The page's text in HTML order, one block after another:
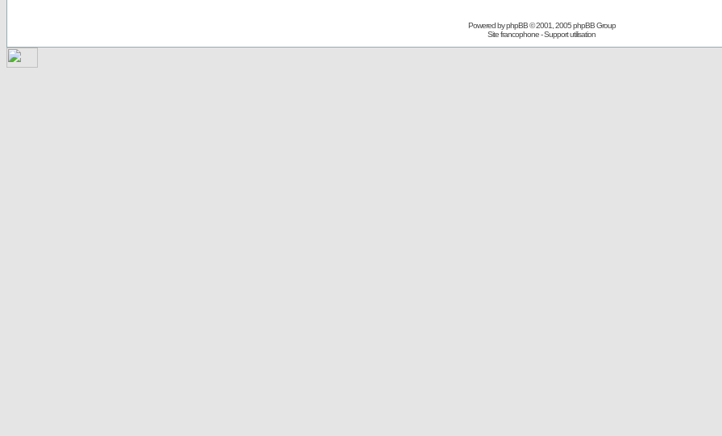
Powered byphpBB© 2001, 2005 phpBB Group
Site francophone-Support utilisation